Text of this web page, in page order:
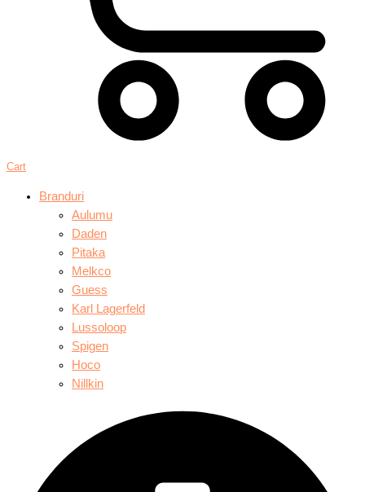
Cart
Branduri
Aulumu
Daden
Pitaka
Melkco
Guess
Karl Lagerfeld
Lussoloop
Spigen
Hoco
Nillkin